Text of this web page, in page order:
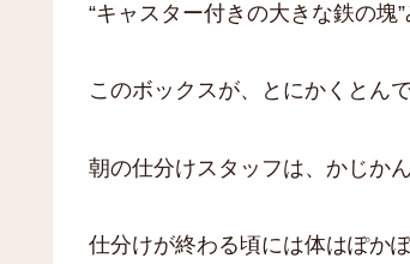
“キャスター付きの大きな鉄の塊
このボックスが、とにかくとん
朝の仕分けスタッフは、かじか
仕分けが終わる頃には体はぽか